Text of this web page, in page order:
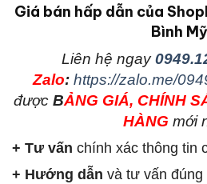
Giá bán hấp dẫn của
Bình Mỹ
Liên hệ ngay
Zalo: https://zalo.me/
được BẢNG GIÁ, CHÍNH
HÀNG mới
+ Tư vấn chính xác thông tin
+ Hướng dẫn và tư vấn